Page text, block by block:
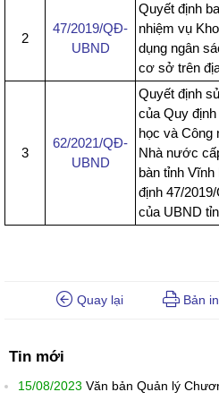
2
47/2019/QĐ-
UBND
Quyết định
nhiệm vụ
dụng ngân
cơ sở trên
3
62/2021/QĐ-
UBND
Quyết định
của Quy
học và Công
Nhà nước
bàn tỉnh
định 47/
của UBND
Quay lại Bản in
Tin mới
15/08/2023 Văn bản Quản lý